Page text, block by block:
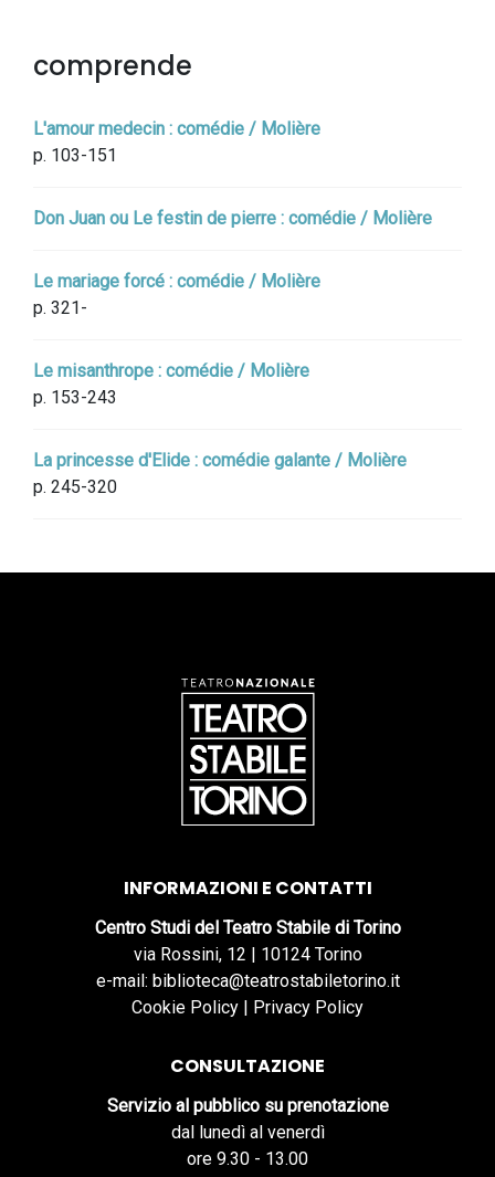
comprende
L'amour medecin : comédie / Molière
p. 103-151
Don Juan ou Le festin de pierre : comédie / Molière
Le mariage forcé : comédie / Molière
p. 321-
Le misanthrope : comédie / Molière
p. 153-243
La princesse d'Elide : comédie galante / Molière
p. 245-320
INFORMAZIONI E CONTATTI
Centro Studi del Teatro Stabile di Torino
via Rossini, 12 | 10124 Torino
e-mail: biblioteca@teatrostabiletorino.it
Cookie Policy | Privacy Policy
CONSULTAZIONE
Servizio al pubblico su prenotazione
dal lunedì al venerdì
ore 9.30 - 13.00